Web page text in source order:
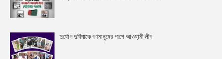
দুর্যোগ দুর্বিপাকে গণমানুষের পাশে আওযা়মী লীগ